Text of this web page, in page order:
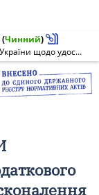
(Чинний)
Про внесення змін до Податкового кодексу України щодо удосконалення адміністрування податку на додану вартість